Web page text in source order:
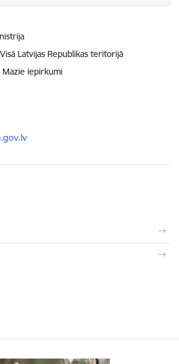
Visā Latvijas Republikas teritorijā
Mazie iepirkumi